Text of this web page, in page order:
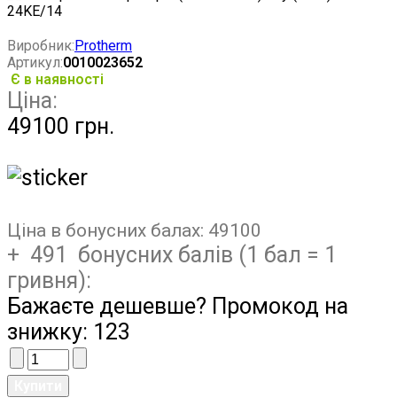
Виробник: Protherm
Артикул:0010023652
Є в наявності
Ціна:
49100 грн.
Ціна в бонусних балах: 49100
+ 491 бонусних балів (1 бал = 1
гривня):
Бажаєте дешевше? Промокод на
знижку: 123